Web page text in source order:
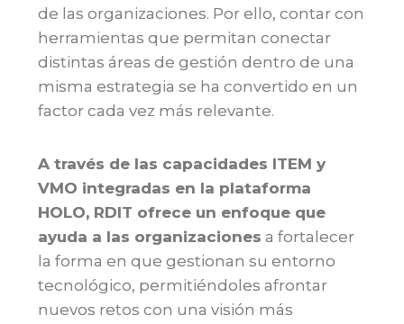
de las organizaciones. Por ello, contar con
herramientas que permitan conectar
distintas áreas de gestión dentro de una
misma estrategia se ha convertido en un
factor cada vez más relevante.
A través de las capacidades ITEM y
VMO integradas en la plataforma
HOLO, RDIT ofrece un enfoque que
ayuda a las organizaciones a fortalecer
la forma en que gestionan su entorno
tecnológico, permitiéndoles afrontar
nuevos retos con una visión más